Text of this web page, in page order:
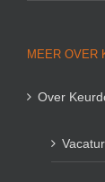
MEER OVER
Over